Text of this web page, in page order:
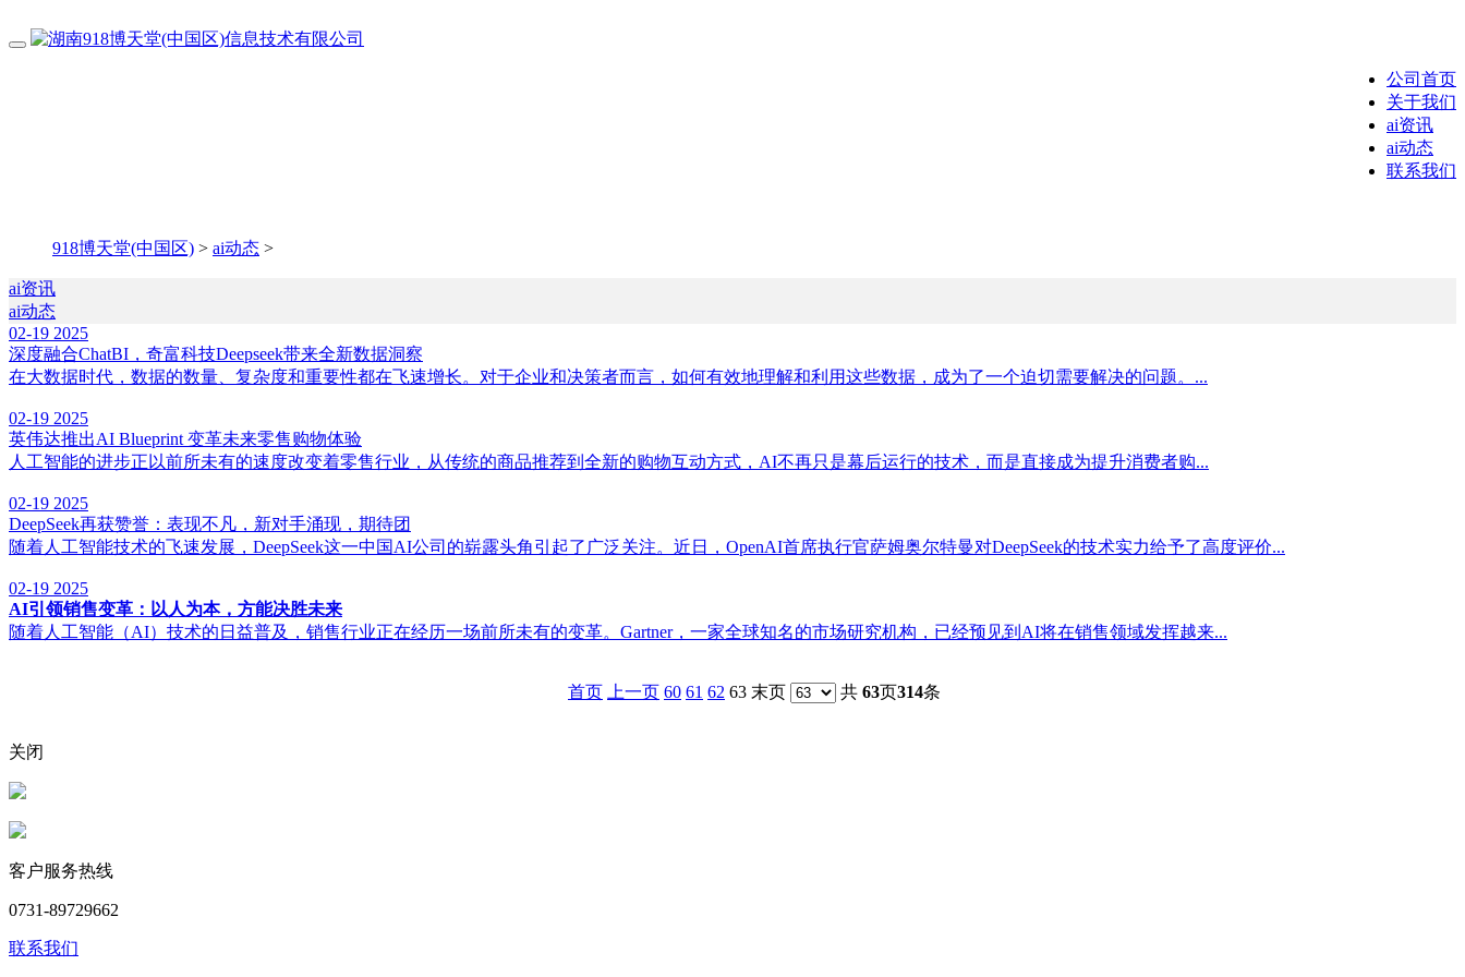
公司首页
关于我们
ai资讯
ai动态
联系我们
918博天堂(中国区) > ai动态 >
ai资讯
ai动态
02-19 2025
深度融合ChatBI，奇富科技Deepseek带来全新数据洞察
在大数据时代，数据的数量、复杂度和重要性都在飞速增长。对于企业和决策者而言，如何有效地理解和利用这些数据，成为了一个迫切需要解决的问题。...
02-19 2025
英伟达推出AI Blueprint 变革未来零售购物体验
人工智能的进步正以前所未有的速度改变着零售行业，从传统的商品推荐到全新的购物互动方式，AI不再只是幕后运行的技术，而是直接成为提升消费者购...
02-19 2025
DeepSeek再获赞誉：表现不凡，新对手涌现，期待团
随着人工智能技术的飞速发展，DeepSeek这一中国AI公司的崭露头角引起了广泛关注。近日，OpenAI首席执行官萨姆奥尔特曼对DeepSeek的技术实力给予了高度评价...
02-19 2025
AI引领销售变革：以人为本，方能决胜未来
随着人工智能（AI）技术的日益普及，销售行业正在经历一场前所未有的变革。Gartner，一家全球知名的市场研究机构，已经预见到AI将在销售领域发挥越来...
首页 上一页 60 61 62 63 末页 共 63页314条
关闭
客户服务热线
0731-89729662
联系我们